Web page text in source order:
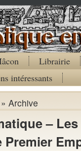
Librairie
intéressants
» Archive
–
Premier